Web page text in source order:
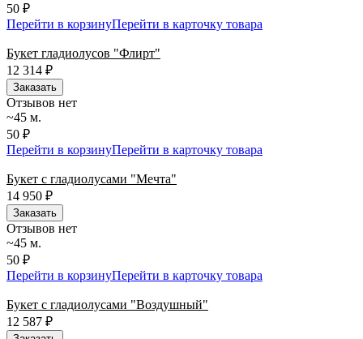
50 ₽
Перейти в корзинуПерейти в карточку товара
Букет гладиолусов "Флирт"
12 314 ₽
Заказать
Отзывов нет
~45 м.
50 ₽
Перейти в корзинуПерейти в карточку товара
Букет с гладиолусами "Мечта"
14 950 ₽
Заказать
Отзывов нет
~45 м.
50 ₽
Перейти в корзинуПерейти в карточку товара
Букет с гладиолусами "Воздушный"
12 587 ₽